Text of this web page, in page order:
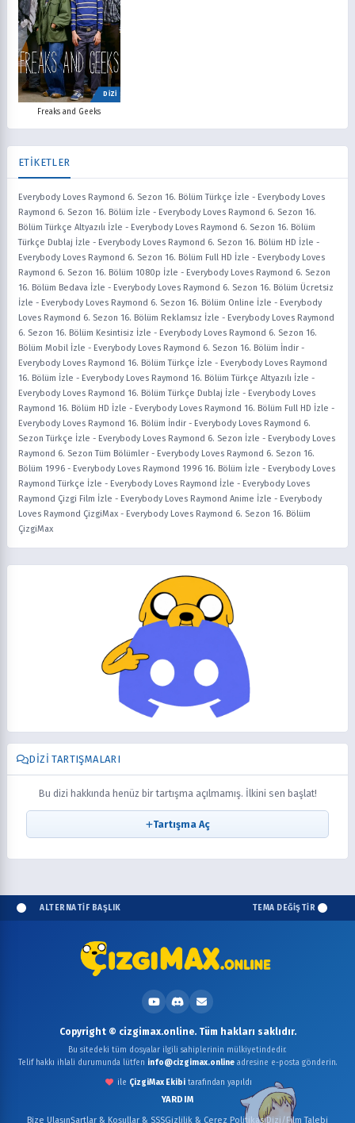
DİZİ
Freaks and Geeks
ETİKETLER
Everybody Loves Raymond 6. Sezon 16. Bölüm Türkçe İzle - Everybody Loves
Raymond 6. Sezon 16. Bölüm İzle - Everybody Loves Raymond 6. Sezon 16.
Bölüm Türkçe Altyazılı İzle - Everybody Loves Raymond 6. Sezon 16. Bölüm
Türkçe Dublaj İzle - Everybody Loves Raymond 6. Sezon 16. Bölüm HD İzle -
Everybody Loves Raymond 6. Sezon 16. Bölüm Full HD İzle - Everybody Loves
Raymond 6. Sezon 16. Bölüm 1080p İzle - Everybody Loves Raymond 6. Sezon
16. Bölüm Bedava İzle - Everybody Loves Raymond 6. Sezon 16. Bölüm Ücretsiz
İzle - Everybody Loves Raymond 6. Sezon 16. Bölüm Online İzle - Everybody
Loves Raymond 6. Sezon 16. Bölüm Reklamsız İzle - Everybody Loves Raymond
6. Sezon 16. Bölüm Kesintisiz İzle - Everybody Loves Raymond 6. Sezon 16.
Bölüm Mobil İzle - Everybody Loves Raymond 6. Sezon 16. Bölüm İndir -
Everybody Loves Raymond 16. Bölüm Türkçe İzle - Everybody Loves Raymond
16. Bölüm İzle - Everybody Loves Raymond 16. Bölüm Türkçe Altyazılı İzle -
Everybody Loves Raymond 16. Bölüm Türkçe Dublaj İzle - Everybody Loves
Raymond 16. Bölüm HD İzle - Everybody Loves Raymond 16. Bölüm Full HD İzle -
Everybody Loves Raymond 16. Bölüm İndir - Everybody Loves Raymond 6.
Sezon Türkçe İzle - Everybody Loves Raymond 6. Sezon İzle - Everybody Loves
Raymond 6. Sezon Tüm Bölümler - Everybody Loves Raymond 6. Sezon 16.
Bölüm 1996 - Everybody Loves Raymond 1996 16. Bölüm İzle - Everybody Loves
Raymond Türkçe İzle - Everybody Loves Raymond İzle - Everybody Loves
Raymond Çizgi Film İzle - Everybody Loves Raymond Anime İzle - Everybody
Loves Raymond ÇizgiMax - Everybody Loves Raymond 6. Sezon 16. Bölüm
ÇizgiMax
DIZI TARTIŞMALARI
Bu dizi hakkında henüz bir tartışma açılmamış. İlkini sen başlat!
Tartışma Aç
ALTERNATİF BAŞLIK TEMA DEĞİŞTİR
YARDIM
Bize UlaşınŞartlar & Koşullar & SSSGizlilik & Çerez Politikası Dizi/Film Talebi
Copyright © cizgimax.online. Tüm hakları saklıdır.
Bu sitedeki tüm dosyalar ilgili sahiplerinin mülkiyetindedir.
Telif hakkı ihlali durumunda lütfen info@cizgimax.onlineadresine e-posta gönderin.
ile ÇizgiMax Ekibitarafından yapıldı